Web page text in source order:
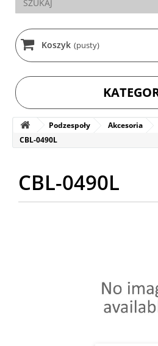
Koszyk (pusty)
Podzespoły Akcesoria
CBL-0490L
CBL-0490L